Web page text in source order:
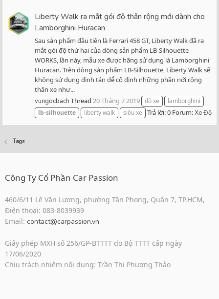
Liberty Walk ra mắt gói độ thân rộng mới dành cho
Lamborghini Huracan
Sau sản phẩm đầu tiên là Ferrari 458 GT, Liberty Walk đã ra
mắt gói độ thứ hai của dòng sản phẩm LB-Silhouette
WORKS, lần này, mẫu xe được hãng sử dụng là Lamborghini
Huracan. Trên dòng sản phẩm LB-Silhouette, Liberty Walk sẽ
không sử dụng đinh tán để cố định những phần nới rộng
thân xe như...
vungocbach Thread 20 Tháng 7 2019 độ xe
lamborghini
lb-silhouette
liberty walk siêu xe Trả lời: 0 Forum:Xe Độ
Tags
Công Ty Cổ Phần Car Passion
460/6/11 Lê Văn Lương, phường Tân Phong, Quận 7, TP.HCM,
Điện thoại: 083-8039939
Email: contact@carpassion.vn
Giấy phép MXH số 256/GP-BTTTT do Bộ TTTT cấp ngày
17/06/2020
Chịu trách nhiệm nội dung: Trần Thị Phương Thảo